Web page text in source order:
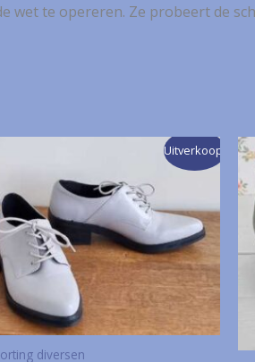
wet te opereren. Ze probeert de
Uitverkoop!
diversen